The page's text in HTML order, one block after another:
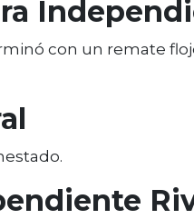
con un remate